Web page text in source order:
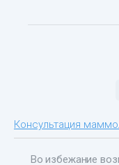
Консультация
Во избежание